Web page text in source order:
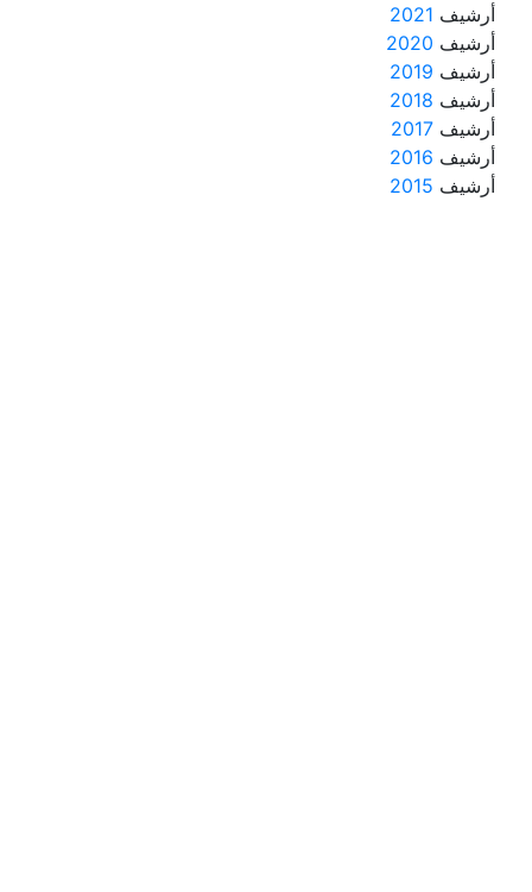
أرشيف 2021
أرشيف 2020
أرشيف 2019
أرشيف 2018
أرشيف 2017
أرشيف 2016
أرشيف 2015